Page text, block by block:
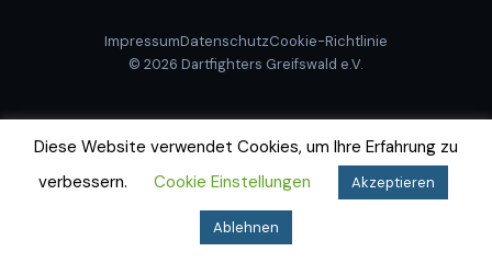
ImpressumDatenschutzCookie-Richtlinie
© 2026 Dartfighters Greifswald e.V.
Diese Website verwendet Cookies, um Ihre Erfahrung zu
verbessern.
Cookie Einstellungen Akzeptieren
Ablehnen